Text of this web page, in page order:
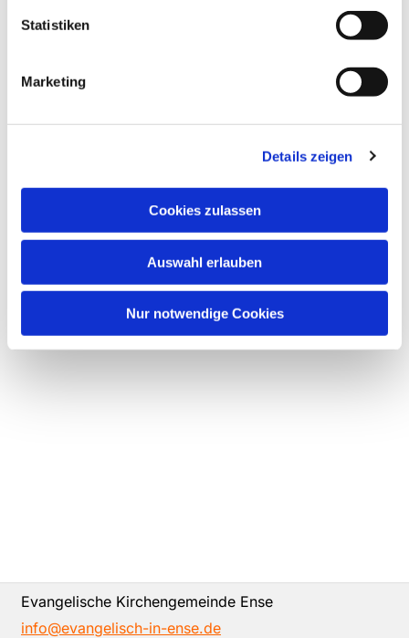
Statistiken
Marketing
Details zeigen
Cookies zulassen
Auswahl erlauben
Nur notwendige Cookies
Evangelische Kirchengemeinde Ense
info@evangelisch-in-ense.de